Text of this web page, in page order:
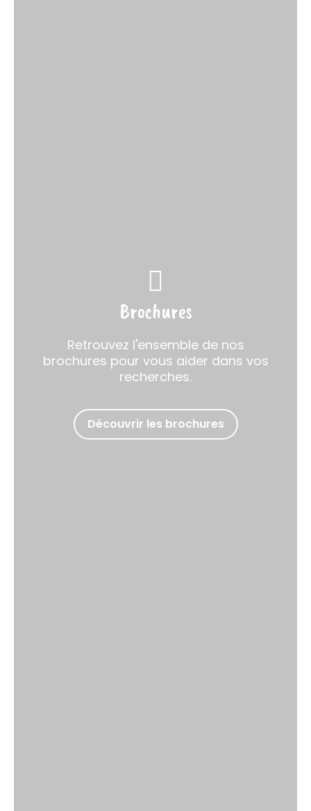
Brochures
Retrouvez l'ensemble de nos
brochures pour vous aider dans vos
recherches.
Découvrir les brochures